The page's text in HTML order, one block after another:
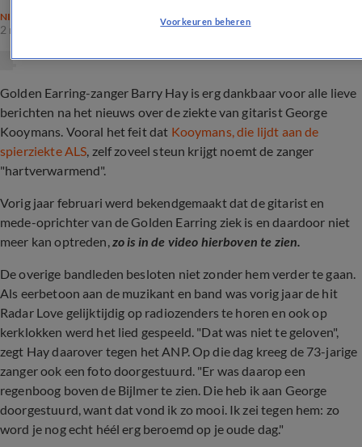
NIEUWS
2 mei 2022, 15:42
Golden Earring-zanger Barry Hay is erg dankbaar voor alle lieve
berichten na het nieuws over de ziekte van gitarist George
Kooymans. Vooral het feit dat Kooymans, die lijdt aan de
spierziekte ALS, zelf zoveel steun krijgt noemt de zanger
"hartverwarmend".
Vorig jaar februari werd bekendgemaakt dat de gitarist en
mede-oprichter van de Golden Earring ziek is en daardoor niet
meer kan optreden,zo is in de video hierboven te zien.
De overige bandleden besloten niet zonder hem verder te gaan.
Als eerbetoon aan de muzikant en band was vorig jaar de hit
Radar Love gelijktijdig op radiozenders te horen en ook op
kerklokken werd het lied gespeeld. "Dat was niet te geloven",
zegt Hay daarover tegen het ANP. Op die dag kreeg de 73-jarige
zanger ook een foto doorgestuurd. "Er was daarop een
regenboog boven de Bijlmer te zien. Die heb ik aan George
doorgestuurd, want dat vond ik zo mooi. Ik zei tegen hem: zo
word je nog echt héél erg beroemd op je oude dag."
Voorkeuren beheren